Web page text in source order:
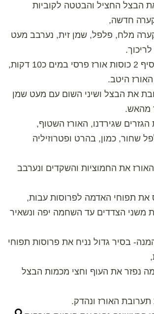
הבצל החציל והבטטה לקוביות
חדשה,
מלח, פלפל, שמן זית, נערבב מעט
לקערה חדשה נוסיף 2 כוסות אורז פרסי במים כ10 דקות,
היטב.
את הבצל ושיני השום עם מעט שמן
מהאש.
שגירדנו, האורז השטוף,
שחור, כמון, בהרט ופטרוזיליה
את החמוציות והשקדים ונערבב
את תפוחי האדמה לפרוסות עבות,
משני הצדדים עד השחמה יפה ונשאיר
בסיר גדול נניח את פרוסות תפוחי
נפזר את העוף וחצי מכמות הבצל
האורז ונהדק.